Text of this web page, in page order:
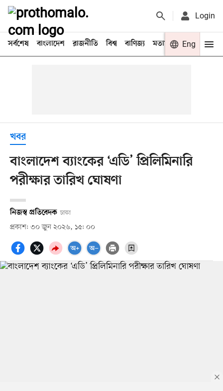
Login
সর্বশেষ বাংলাদেশ রাজনীতি বিশ্ব বাণিজ্য মতামত খেলা
Eng
খবর
বাংলাদেশ ব্যাংকের ‘এডি’ প্রিলিমিনারি
পরীক্ষার তারিখ ঘোষণা
নিজস্ব প্রতিবেদক ঢাকা
প্রকাশ: ৩০ জুন ২০২৬, ১৫: ০০